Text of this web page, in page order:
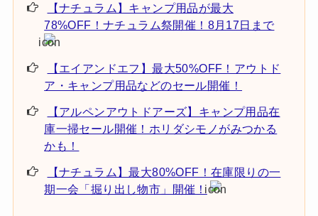
【ナチュラム】キャンプ用品が最大
78%OFF！ナチュラム祭開催！8月17日まで
【エイアンドエフ】最大50%OFF！アウトド
ア・キャンプ用品などのセール開催！
【アルペンアウトドアーズ】キャンプ用品在
庫一掃セール開催！ホリダシモノがみつかる
かも！
【ナチュラム】最大80%OFF！在庫限りの一
期一会「掘り出し物市」開催！